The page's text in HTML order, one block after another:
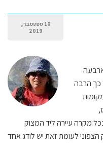
10 ספטמבר,
2019
כך הרבה
מקרה עיירה ליד המצוק
הצפוני לעומת זאת יש לודג אחד